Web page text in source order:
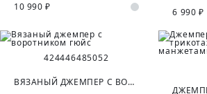
10 990 ₽
6 990 ₽
424446485052
ВЯЗАНЫЙ ДЖЕМПЕР С ВОРОТНИКОМ ГЮЙС